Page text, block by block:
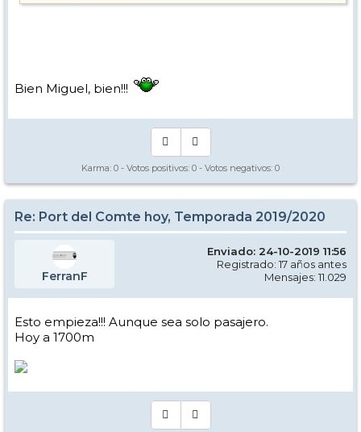
Bien Miguel, bien!!!
Karma: 0 - Votos positivos: 0 - Votos negativos: 0
Re: Port del Comte hoy, Temporada 2019/2020
FerranF
Enviado: 24-10-2019 11:56
Registrado: 17 años antes
Mensajes: 11.029
Esto empieza!!! Aunque sea solo pasajero.
Hoy a 1700m